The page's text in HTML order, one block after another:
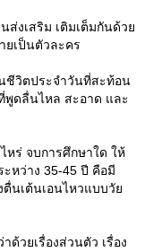
ส่งเสริม เติมเต็มกันด้ว
ยเป็นตัวละคร
นชีวิตประจำวันที่สะท้อน
พูดลื่นไหล สะอาด และ
หร่ จบการศึกษาใด ให้
ะหว่าง 35-45 ปี คือมี
ตื่นเต้นเอนไหวแบบวั
ด้วยเรื่องส่วนตัว เรื่อง